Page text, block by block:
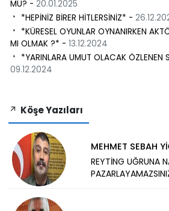
MU? - 20.01.2025
*HEPİNİZ BİRER HİTLERSİNİZ* -
*KÜRESEL OYUNLAR OYNANIRKEN
MI OLMAK ?* - 13.12.2024
*YARINLARA UMUT OLACAK ÖZLENEN
09.12.2024
Köşe Yazıları
MEHMET SEBAH
REYTİNG UĞRUNA